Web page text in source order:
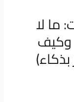
ما لا
وكيف